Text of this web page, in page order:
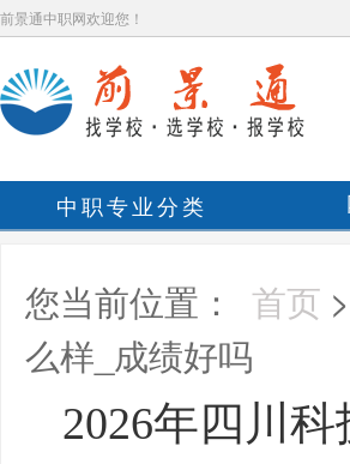
前景通中职网欢迎您！
中职专业分类
您当前位置： 首页
么样_成绩好吗
2026年四川